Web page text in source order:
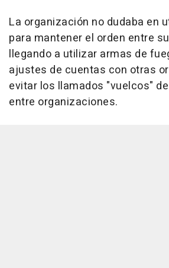
La organización no dudaba en
para mantener el orden entre
llegando a utilizar armas de
ajustes de cuentas con otras
evitar los llamados "vuelcos"
entre organizaciones.